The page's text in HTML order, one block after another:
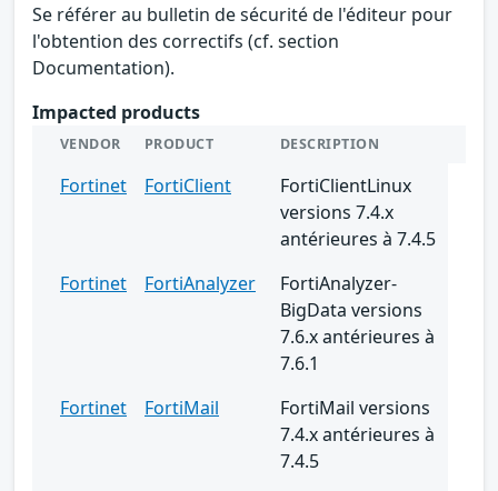
Se référer au bulletin de sécurité de l'éditeur pour
l'obtention des correctifs (cf. section
Documentation).
Impacted products
VENDOR PRODUCT DESCRIPTION
Fortinet FortiClient
FortiClientLinux
versions 7.4.x
antérieures à 7.4.5
Fortinet
FortiAnalyzer
FortiAnalyzer-
BigData versions
7.6.x antérieures à
7.6.1
Fortinet
FortiMail
FortiMail versions
7.4.x antérieures à
7.4.5